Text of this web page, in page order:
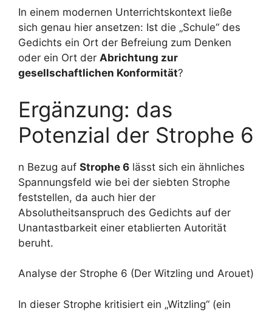
In einem modernen Unterrichtskontext ließe
sich genau hier ansetzen: Ist die „Schule“ des
Gedichts ein Ort der Befreiung zum Denken
oder ein Ort der Abrichtung zur
gesellschaftlichen Konformität?
Ergänzung: das
Potenzial der Strophe 6
n Bezug auf Strophe 6 lässt sich ein ähnliches
Spannungsfeld wie bei der siebten Strophe
feststellen, da auch hier der
Absolutheitsanspruch des Gedichts auf der
Unantastbarkeit einer etablierten Autorität
beruht.
Analyse der Strophe 6 (Der Witzling und Arouet)
In dieser Strophe kritisiert ein „Witzling“ (ein